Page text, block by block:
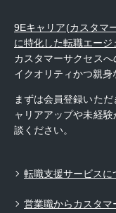
9Eキャリア(カスタマ
に特化した転職エージ
カスタマーサクセス
イクオリティかつ親身
まずは会員登録いた
ャリアアップや未経
談ください。
転職支援サービスに
営業職からカスタ